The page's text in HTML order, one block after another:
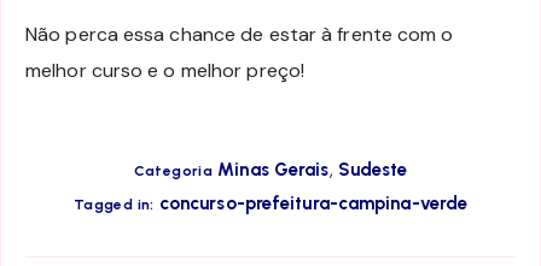
Não perca essa chance de estar à frente com o
melhor curso e o melhor preço!
Categoria Minas Gerais, Sudeste
Tagged in: concurso-prefeitura-campina-verde